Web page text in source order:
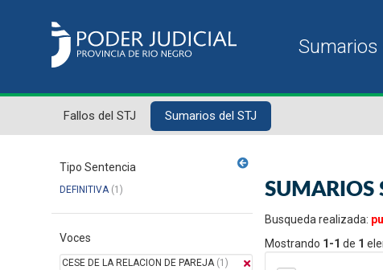
Fallos del STJ Sumarios del STJ
Tipo Sentencia
DEFINITIVA(1)
Voces
CESE DE LA RELACION DE PAREJA(1)
SUMARIOS
Busqueda realizada:
Mostrando 1-1 de 1